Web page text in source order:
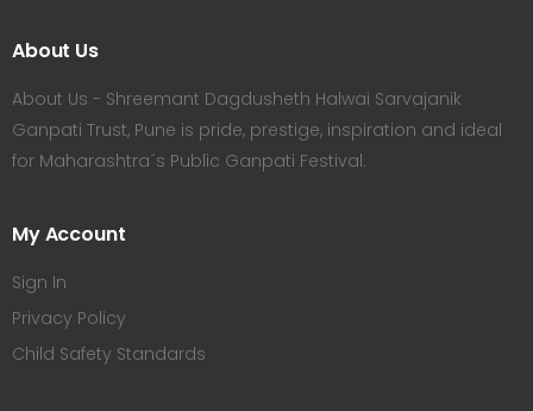
About Us
About Us - Shreemant Dagdusheth Halwai Sarvajanik
Ganpati Trust, Pune is pride, prestige, inspiration and ideal
for Maharashtra´s Public Ganpati Festival.
My Account
Sign In
Privacy Policy
Child Safety Standards